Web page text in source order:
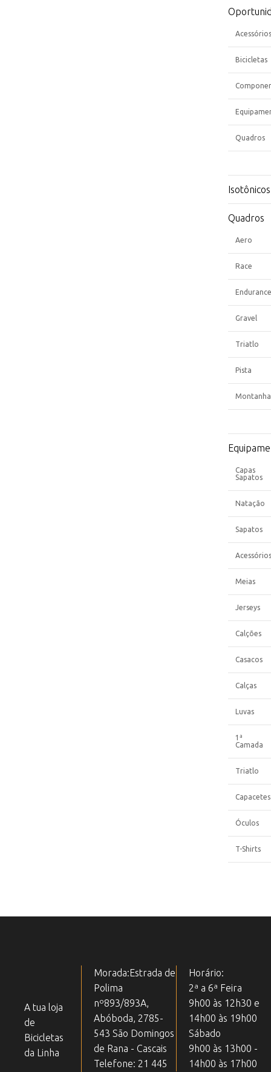
Acessórios
Bicicletas
Quadros
Isotônicos
Quadros
Aero
Race
Endurance
Gravel
Triatlo
Pista
Montanha
Capas
Sapatos
Natação
Sapatos
Acessórios
Meias
Jerseys
Calções
Casacos
Calças
Luvas
1ª
Camada
Triatlo
Capacetes
Óculos
T-Shirts
A tua loja
de
Bicicletas
da Linha
Horário:
2ª a 6ª Feira
9h00 às 12h30 e
14h00 às 19h00
Sábado
9h00 às 13h00 -
14h00 às 17h00
Morada:Estrada de
Polima
nº893/893A,
Abóboda, 2785-
543 São Domingos
de Rana - Cascais
Telefone: 21 445